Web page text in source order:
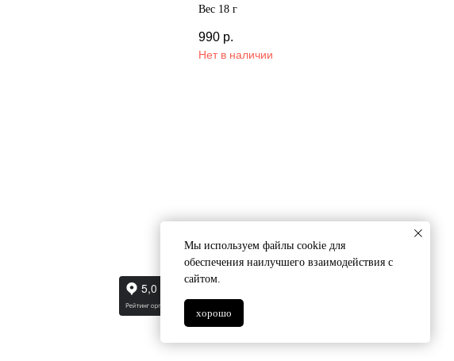
Мы используем файлы cookie для
обеспечения наилучшего взаимодействия с
сайтом.
хорошо
Вес 18 г
990 р.
Нет в наличии